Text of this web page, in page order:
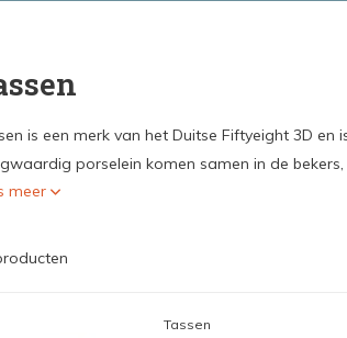
is een merk van het Duitse Fiftyeight 3D
porselein komen samen in de bekers,
meer
Tassen